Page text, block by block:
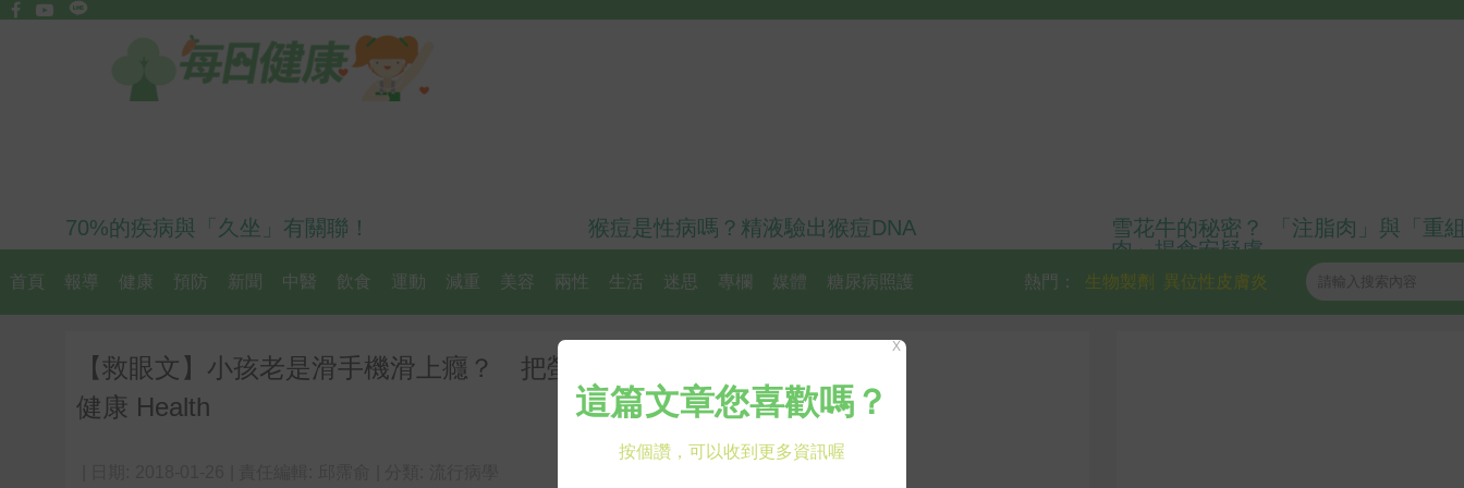
70%的疾病與「久坐」有關聯！ 猴痘是性病嗎？精液驗出猴痘DNA
雪花牛的秘密？ 「注脂肉」與「重
肉」揭食安疑慮
首頁 報導 健康 預防 新聞 中醫 飲食 運動 減重 美容 兩性 生活 迷思 專欄 媒體 糖尿病照護 異位性皮膚炎
生物製劑
熱門：
【救眼文】小孩老是滑手機滑上癮？ 把螢幕調灰降低使用慾｜每日
健康 Health
X